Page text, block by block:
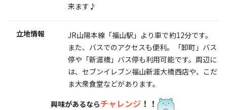
来ます♪
立地情報
JR山陽本線「福山駅」より車で約12分です。
また、バスでのアクセスも便利。「卸町」バス
停や「新涯橋」バス停も利用可能です。周辺に
は、セブンイレブン福山新涯大橋西店や、こだ
ま大衆食堂などがあります。
興味があるならチャレンジ ！！